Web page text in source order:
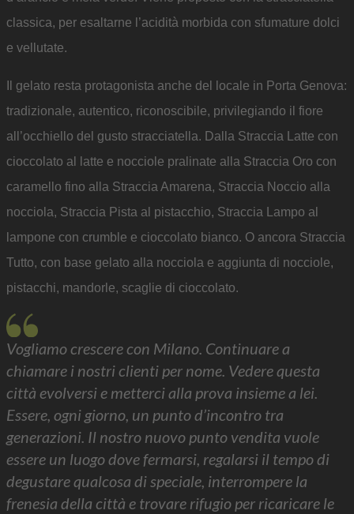
classica, per esaltarne l’acidità morbida con sfumature dolci
e vellutate.
Il gelato resta protagonista anche del locale in Porta Genova:
tradizionale, autentico, riconoscibile, privilegiando il fiore
all’occhiello del gusto stracciatella. Dalla Straccia Latte con
cioccolato al latte e nocciole pralinate alla Straccia Oro con
caramello fino alla Straccia Amarena, Straccia Noccio alla
nocciola, Straccia Pista al pistacchio, Straccia Lampo al
lampone con crumble e cioccolato bianco. O ancora Straccia
Tutto, con base gelato alla nocciola e aggiunta di nocciole,
pistacchi, mandorle, scaglie di cioccolato.
Vogliamo crescere con Milano. Continuare a
chiamare i nostri clienti per nome. Vedere questa
città evolversi e metterci alla prova insieme a lei.
Essere, ogni giorno, un punto d’incontro tra
generazioni. Il nostro nuovo punto vendita vuole
essere un luogo dove fermarsi, regalarsi il tempo di
degustare qualcosa di speciale, interrompere la
frenesia della città e trovare rifugio per ricaricare le